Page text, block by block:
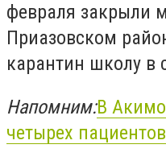
февраля закрыли
Приазовском
карантин школу в
Напомним:В
четырех